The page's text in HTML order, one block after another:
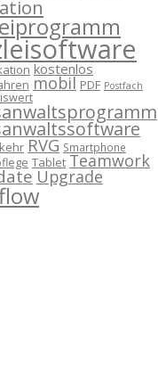
kostenlos
mobil PDF Postfach
RVG Smartphone
Tablet Teamwork
Upgrade